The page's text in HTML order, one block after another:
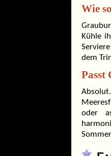
Wie
Kühle
dem
Passt
oder